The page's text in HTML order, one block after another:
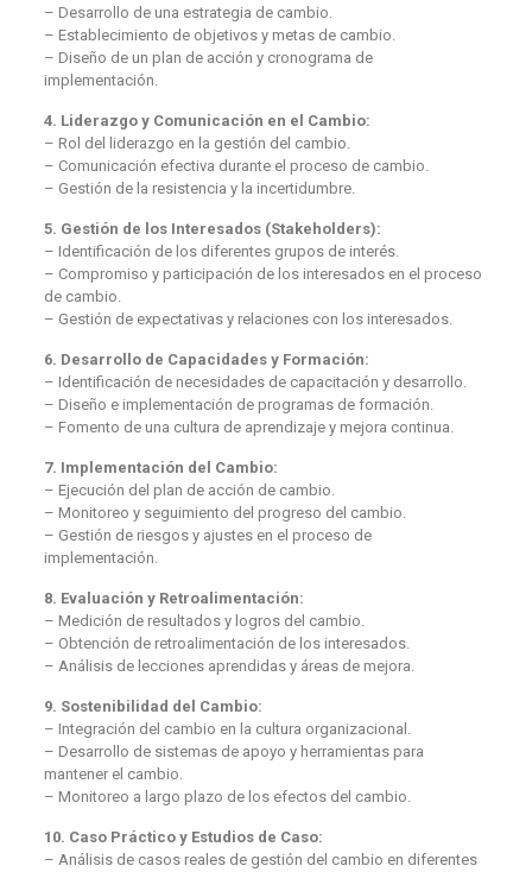
– Desarrollo de una estrategia de cambio.
– Establecimiento de objetivos y metas de cambio.
– Diseño de un plan de acción y cronograma de
implementación.
4. Liderazgo y Comunicación en el Cambio:
– Rol del liderazgo en la gestión del cambio.
– Comunicación efectiva durante el proceso de cambio.
– Gestión de la resistencia y la incertidumbre.
5. Gestión de los Interesados (Stakeholders):
– Identificación de los diferentes grupos de interés.
– Compromiso y participación de los interesados en el proceso
de cambio.
– Gestión de expectativas y relaciones con los interesados.
6. Desarrollo de Capacidades y Formación:
– Identificación de necesidades de capacitación y desarrollo.
– Diseño e implementación de programas de formación.
– Fomento de una cultura de aprendizaje y mejora continua.
7. Implementación del Cambio:
– Ejecución del plan de acción de cambio.
– Monitoreo y seguimiento del progreso del cambio.
– Gestión de riesgos y ajustes en el proceso de
implementación.
8. Evaluación y Retroalimentación:
– Medición de resultados y logros del cambio.
– Obtención de retroalimentación de los interesados.
– Análisis de lecciones aprendidas y áreas de mejora.
9. Sostenibilidad del Cambio:
– Integración del cambio en la cultura organizacional.
– Desarrollo de sistemas de apoyo y herramientas para
mantener el cambio.
– Monitoreo a largo plazo de los efectos del cambio.
10. Caso Práctico y Estudios de Caso:
– Análisis de casos reales de gestión del cambio en diferentes